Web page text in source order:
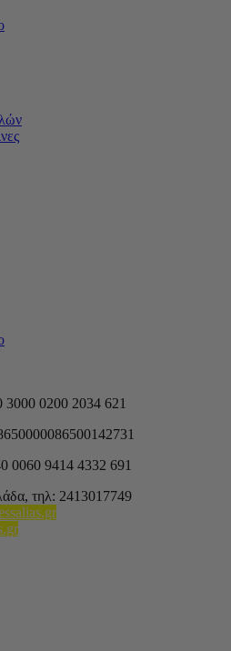
0200 2034 621
0060 9414 4332 691
τηλ: 2413017749